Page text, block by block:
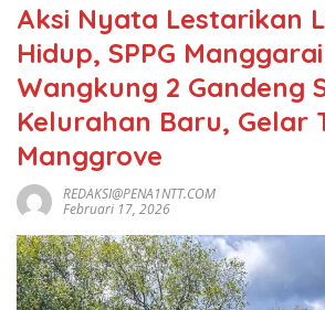
Aksi Nyata Lestarikan
Hidup, SPPG
Wangkung 2 Gandeng
Kelurahan Baru, Gelar
Manggrove
REDAKSI@PENA1NTT.COM
Februari 17, 2026